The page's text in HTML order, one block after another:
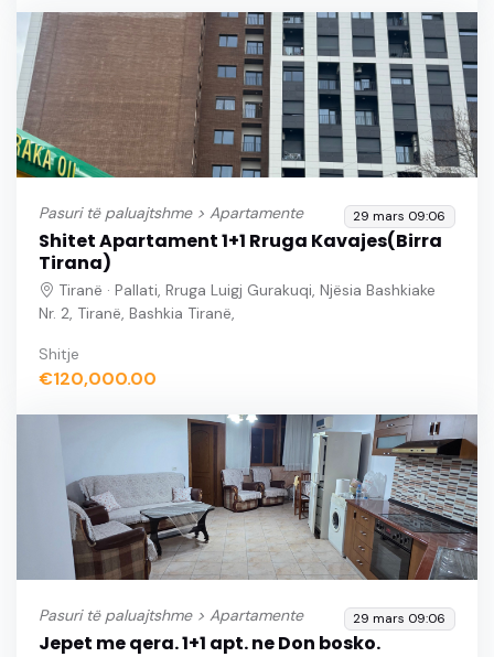
Pasuri të paluajtshme > Apartamente 29 mars 09:06
Shitet Apartament 1+1 Rruga Kavajes(Birra
Tirana)
Tiranë · Pallati, Rruga Luigj Gurakuqi, Njësia Bashkiake
Nr. 2, Tiranë, Bashkia Tiranë,
Shitje
€120,000.00
Pasuri të paluajtshme > Apartamente 29 mars 09:06
Jepet me qera. 1+1 apt. ne Don bosko.